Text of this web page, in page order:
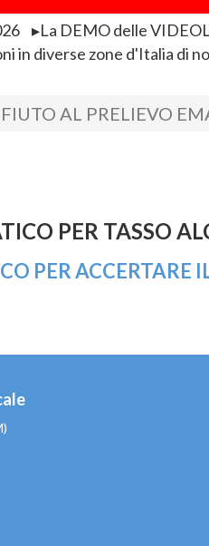
La DEMO delle
in diverse zone d'Italia di
AL PRELIEVO
PER TASSO
PER